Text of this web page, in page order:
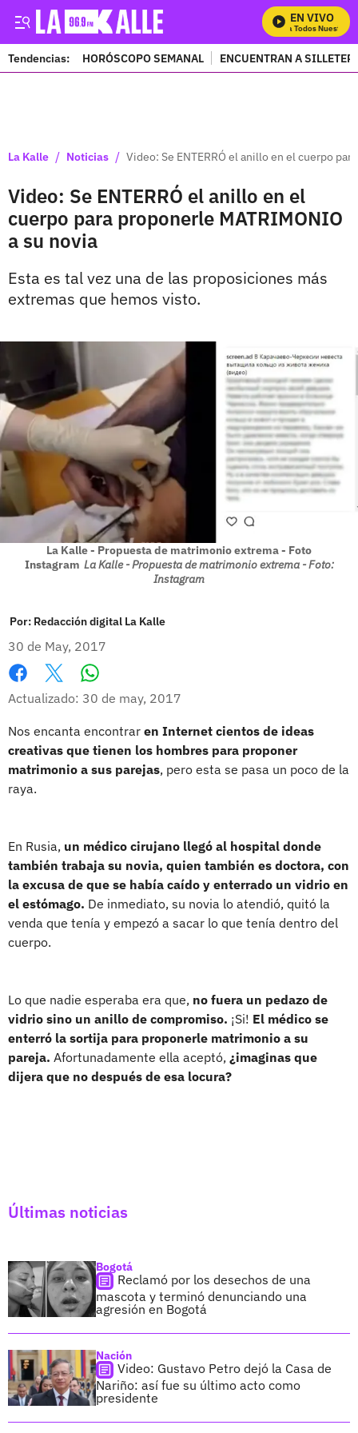
EN VIVO
Mira Todos Nuestros
Tendencias: HORÓSCOPO SEMANAL ENCUENTRAN A
La Kalle / Noticias / Video: Se ENTERRÓ el anillo en el cuerpo
Video: Se ENTERRÓ el anillo en el
cuerpo para proponerle MATRIMONIO
a su novia
Esta es tal vez una de las proposiciones más
extremas que hemos visto.
La Kalle - Propuesta de matrimonio extrema - Foto
Instagram La Kalle - Propuesta de matrimonio extrema - Foto:
Instagram
Por: Redacción digital La Kalle
30 de May, 2017
Facebook
X
Actualizado: 30 de may, 2017
Nos encanta encontrar en Internet cientos de ideas
creativas que tienen los hombres para proponer
matrimonio a sus parejas, pero esta se pasa un poco de la
raya.
En Rusia, un médico cirujano llegó al hospital donde
también trabaja su novia, quien también es doctora, con
la excusa de que se había caído y enterrado un vidrio en
el estómago. De inmediato, su novia lo atendió, quitó la
venda que tenía y empezó a sacar lo que tenía dentro del
cuerpo.
Lo que nadie esperaba era que, no fuera un pedazo de
vidrio sino un anillo de compromiso. ¡Si! El médico se
enterró la sortija para proponerle matrimonio a su
pareja. Afortunadamente ella aceptó, ¿imaginas que
dijera que no después de esa locura?
Últimas noticias
Bogotá
Reclamó por los desechos de una
mascota y terminó denunciando una
agresión en Bogotá
Nación
Video: Gustavo Petro dejó la Casa de
Nariño: así fue su último acto como
presidente